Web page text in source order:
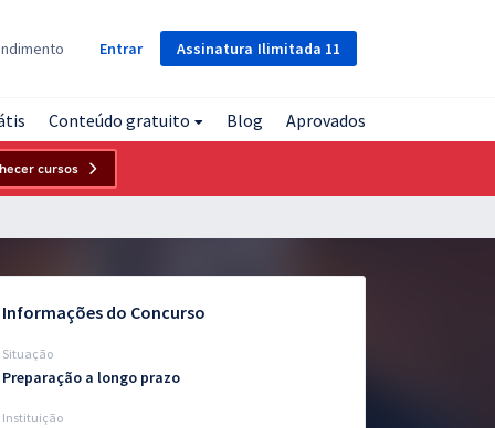
Assinatura Ilimitada 11
Entrar
Conteúdo gratuito Blog Aprovados
cursos
Informações do Concurso
Situação
Preparação a longo prazo
Instituição